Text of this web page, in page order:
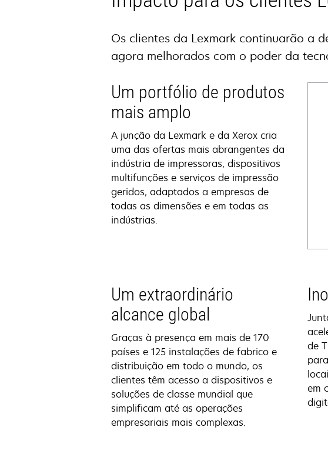
Os clientes da Lexmark continuarão a
agora melhorados com o poder da
Um portfólio de produtos
mais amplo
A junção da Lexmark e da Xerox cria
uma das ofertas mais abrangentes da
indústria de impressoras, dispositivos
multifunções e serviços de impressão
geridos, adaptados a empresas de
todas as dimensões e em todas as
indústrias.
Um extraordinário
alcance global
Graças à presença em mais de 170
países e 125 instalações de fabrico e
distribuição em todo o mundo, os
clientes têm acesso a dispositivos e
soluções de classe mundial que
simplificam até as operações
empresariais mais complexas.
de
em